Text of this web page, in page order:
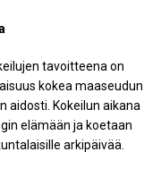
tavoitteena on
kokea maaseudun
aidosti. Kokeilun aikana
elämään ja koetaan
arkipäivää.